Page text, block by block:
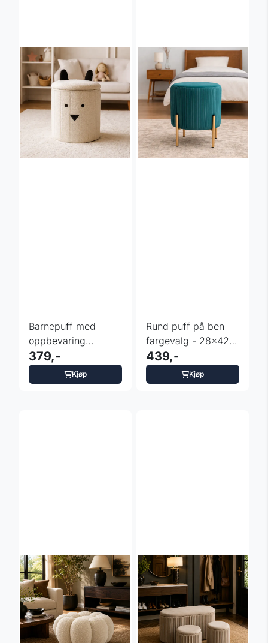
Barnepuff med
oppbevaring
«Bamse» -
28x28x34 cm
379,-
Kjøp
Rund puff på ben
fargevalg - 28x42
cm
439,-
Kjøp